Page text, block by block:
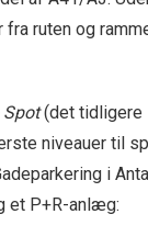
fra ruten og
Spot(det tidligere
niveauer til
i
et P+R-anlæg: